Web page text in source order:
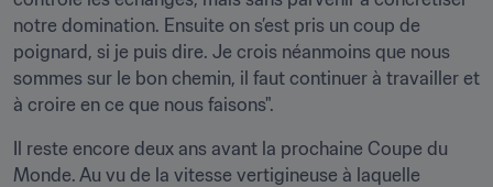
notre domination. Ensuite on s’est pris un coup de
poignard, si je puis dire. Je crois néanmoins que nous
sommes sur le bon chemin, il faut continuer à travailler et
à croire en ce que nous faisons".
Il reste encore deux ans avant la prochaine Coupe du
Monde. Au vu de la vitesse vertigineuse à laquelle